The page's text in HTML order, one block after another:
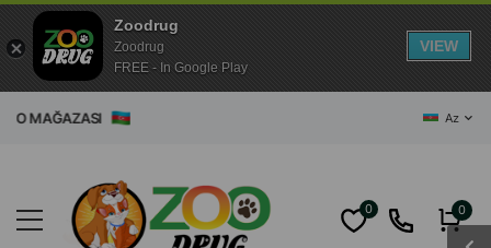
Az
0 0
Zoodrug
Zoodrug
FREE - In Google Play
VIEW